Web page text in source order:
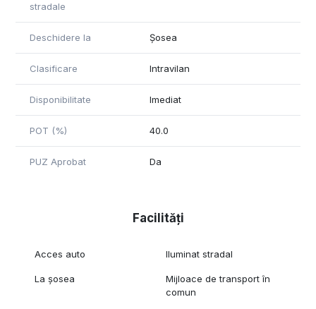
stradale
Deschidere la Șosea
Clasificare Intravilan
Disponibilitate Imediat
POT (%) 40.0
PUZ Aprobat Da
Facilități
Acces auto Iluminat stradal
La șosea
Mijloace de transport în
comun